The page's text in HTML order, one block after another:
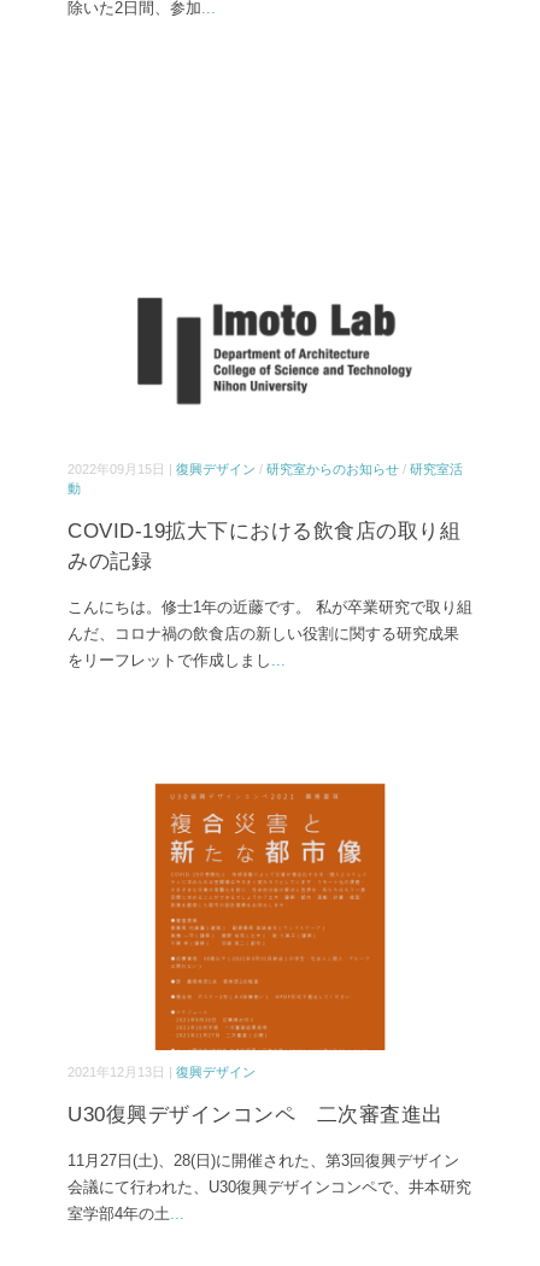
除いた2日間、参加...
2022年09月15日 | 復興デザイン / 研究室からのお知らせ / 研究室活
動
COVID-19拡大下における飲食店の取り組
みの記録
こんにちは。修士1年の近藤です。 私が卒業研究で取り組
んだ、コロナ禍の飲食店の新しい役割に関する研究成果
をリーフレットで作成しまし ...
2021年12月13日 | 復興デザイン
U30復興デザインコンペ 二次審査進出
11月27日(土)、28(日)に開催された、第3回復興デザイン
会議にて行われた、U30復興デザインコンペで、井本研究
室学部4年の土...